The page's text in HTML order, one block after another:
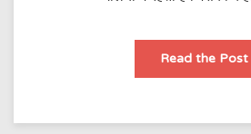
Read the Post